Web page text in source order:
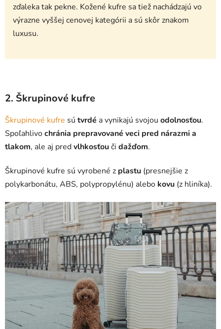
zďaleka tak pekne. Kožené kufre sa tiež nachádzajú vo
výrazne vyššej cenovej kategórii a sú skôr znakom
luxusu.
2. Škrupinové kufre
Škrupinové kufre sú tvrdé a vynikajú svojou odolnosťou.
Spoľahlivochránia prepravované veci pred nárazmi a
tlakom, ale aj predvlhkosťouči dažďom.
Škrupinové kufre sú vyrobené z plastu (presnejšie z
polykarbonátu, ABS, polypropylénu) alebo kovu (z hliníka).